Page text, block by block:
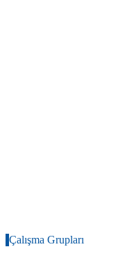
Çalışma Grupları